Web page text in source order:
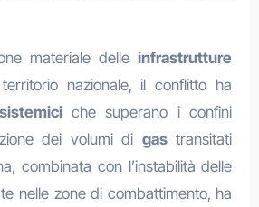
materiale delleinfrastrutture
nazionale, il conflitto ha
che superano i confini
dei volumi di gastransitati
combinata con l’instabilità delle
nelle zone di combattimento, ha